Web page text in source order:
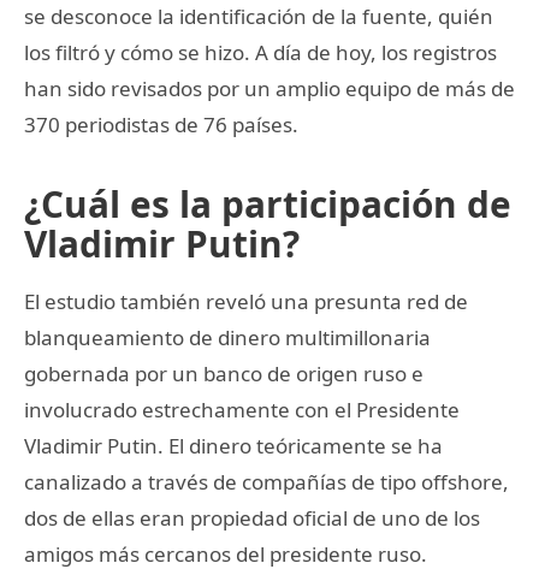
se desconoce la identificación de la fuente, quién
los filtró y cómo se hizo. A día de hoy, los registros
han sido revisados por un amplio equipo de más de
370 periodistas de 76 países.
¿Cuál es la participación de
Vladimir Putin?
El estudio también reveló una presunta red de
blanqueamiento de dinero multimillonaria
gobernada por un banco de origen ruso e
involucrado estrechamente con el Presidente
Vladimir Putin. El dinero teóricamente se ha
canalizado a través de compañías de tipo offshore,
dos de ellas eran propiedad oficial de uno de los
amigos más cercanos del presidente ruso.